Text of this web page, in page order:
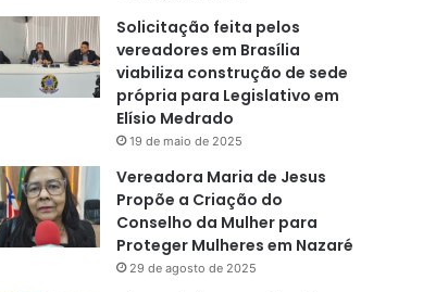
Solicitação feita pelos
vereadores em Brasília
viabiliza construção de sede
própria para Legislativo em
Elísio Medrado
19 de maio de 2025
Vereadora Maria de Jesus
Propõe a Criação do
Conselho da Mulher para
Proteger Mulheres em Nazaré
29 de agosto de 2025